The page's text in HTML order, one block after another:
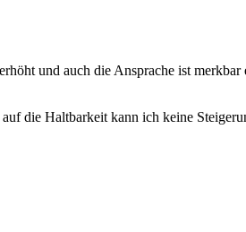
und auch die Ansprache ist merkbar
die Haltbarkeit kann ich keine